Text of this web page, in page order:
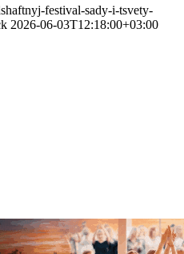
festival-sady-i-tsvety-
2026-06-03T12:18:00+03:00